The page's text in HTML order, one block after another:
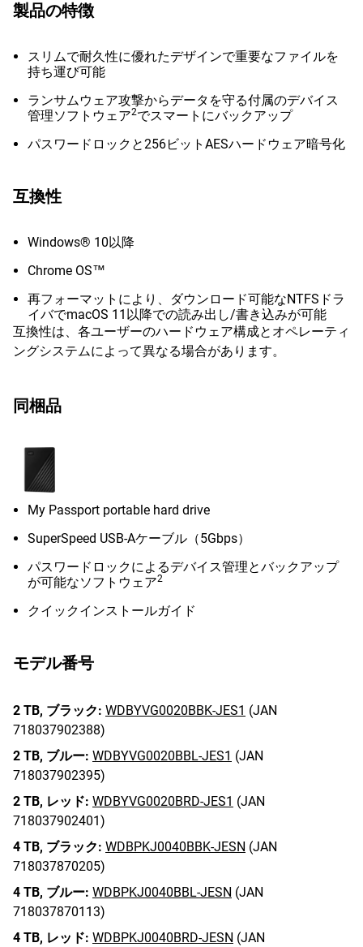
製品の特徴
スリムで耐久性に優れたデザインで重要なファイルを
持ち運び可能
ランサムウェア攻撃からデータを守る付属のデバイス
管理ソフトウェア2でスマートにバックアップ
パスワードロックと256ビットAESハードウェア暗号化
互換性
Windows® 10以降
Chrome OS™
再フォーマットにより、ダウンロード可能なNTFSドラ
イバでmacOS 11以降での読み出し/書き込みが可能
互換性は、各ユーザーのハードウェア構成とオペレーティ
ングシステムによって異なる場合があります。
同梱品
My Passport portable hard drive
SuperSpeed USB-Aケーブル（5Gbps）
パスワードロックによるデバイス管理とバックアップ
が可能なソフトウェア2
クイックインストールガイド
モデル番号
2 TB, ブラック: WDBYVG0020BBK-JES1 (JAN
718037902388)
2 TB, ブルー: WDBYVG0020BBL-JES1 (JAN
718037902395)
2 TB, レッド: WDBYVG0020BRD-JES1 (JAN
718037902401)
4 TB, ブラック: WDBPKJ0040BBK-JESN (JAN
718037870205)
4 TB, ブルー: WDBPKJ0040BBL-JESN (JAN
718037870113)
4 TB, レッド: WDBPKJ0040BRD-JESN (JAN